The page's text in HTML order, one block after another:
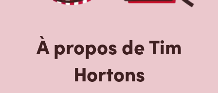
À propos de Tim
Hortons